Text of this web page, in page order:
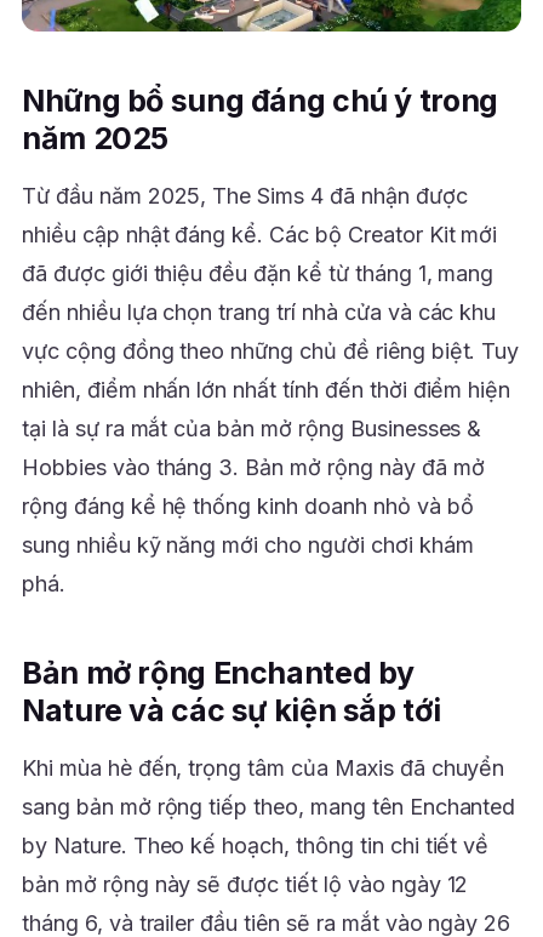
Những bổ sung đáng chú ý trong
năm 2025
Từ đầu năm 2025, The Sims 4 đã nhận được
nhiều cập nhật đáng kể. Các bộ Creator Kit mới
đã được giới thiệu đều đặn kể từ tháng 1, mang
đến nhiều lựa chọn trang trí nhà cửa và các khu
vực cộng đồng theo những chủ đề riêng biệt. Tuy
nhiên, điểm nhấn lớn nhất tính đến thời điểm hiện
tại là sự ra mắt của bản mở rộng Businesses &
Hobbies vào tháng 3. Bản mở rộng này đã mở
rộng đáng kể hệ thống kinh doanh nhỏ và bổ
sung nhiều kỹ năng mới cho người chơi khám
phá.
Bản mở rộng Enchanted by
Nature và các sự kiện sắp tới
Khi mùa hè đến, trọng tâm của Maxis đã chuyển
sang bản mở rộng tiếp theo, mang tên Enchanted
by Nature. Theo kế hoạch, thông tin chi tiết về
bản mở rộng này sẽ được tiết lộ vào ngày 12
tháng 6, và trailer đầu tiên sẽ ra mắt vào ngày 26